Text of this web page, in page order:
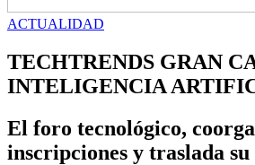
ACTUALIDAD
TECHTRENDS GRAN
INTELIGENCIA
El foro tecnológico,
inscripciones y traslada su